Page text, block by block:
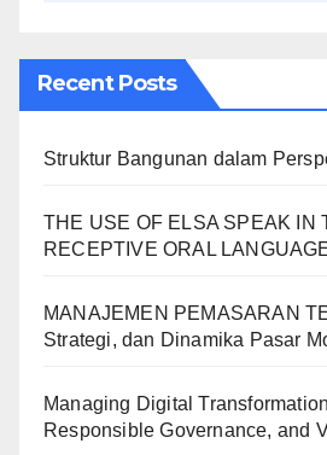
Recent Posts
Struktur Bangunan dalam
THE USE OF ELSA SPEAK IN
RECEPTIVE ORAL
MANAJEMEN PEMASARAN
Strategi, dan Dinamika Pasar
Managing Digital
Responsible Governance, and